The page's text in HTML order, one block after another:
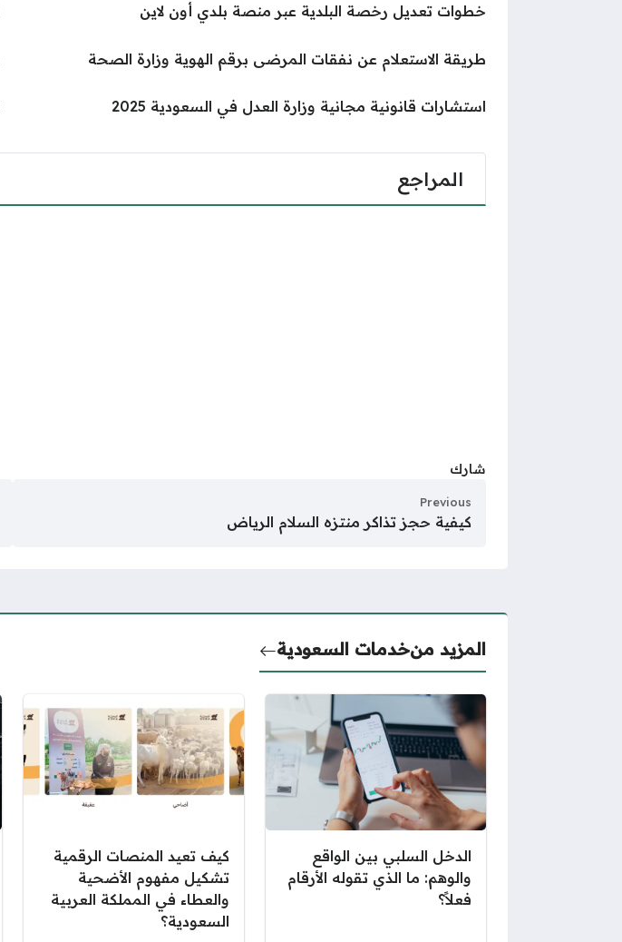
خطوات تعديل رخصة البلدية عبر منصة بلدي أون لاين
طريقة الاستعلام عن نفقات المرضى برقم الهوية وزارة الصحة
استشارات قانونية مجانية وزارة العدل في السعودية 2025
المراجع
شارك
Previous
كيفية حجز تذاكر منتزه السلام الرياض
المزيد منخدمات السعودية
الدخل السلبي بين الواقع
والوهم: ما الذي تقوله الأرقام
فعلاً؟
كيف تعيد المنصات الرقمية
تشكيل مفهوم الأضحية
والعطاء في المملكة العربية
السعودية؟